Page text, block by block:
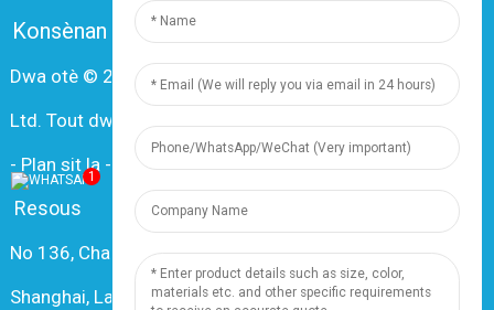
Konsènan nou FAQ
Dwa otè © 2024 Shanghai Dingzun Electric & Cable Co.,
Ltd. Tout dwa rezève.
- Plan sit la- Resource
Resous
No 136, Changxiang Rd., Nanxiang Town, 201802,
Shanghai, Lachin
1